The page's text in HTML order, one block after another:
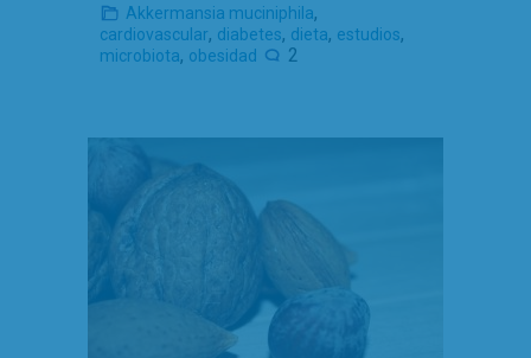
Akkermansia muciniphila,
cardiovascular, diabetes, dieta, estudios,
microbiota, obesidad 2